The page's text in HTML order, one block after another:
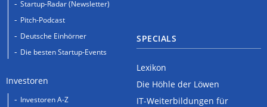
Startup-Radar (Newsletter)
Pitch-Podcast
Deutsche Einhörner
Die besten Startup-Events
Investoren
Investoren A-Z
SPECIALS
Lexikon
Die Höhle der Löwen
IT-Weiterbildungen für